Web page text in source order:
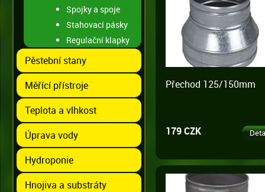
Spojky a spoje
Stahovací pásky
Regulační klapky
Pěstební stany
Měřící přístroje
Teplota a vlhkost
Úprava vody
Hydroponie
Hnojiva a substráty
Přechod 125/150mm
179 CZK